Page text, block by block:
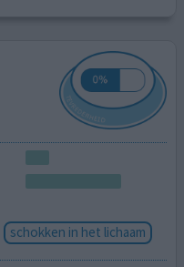
schokken in het lichaam